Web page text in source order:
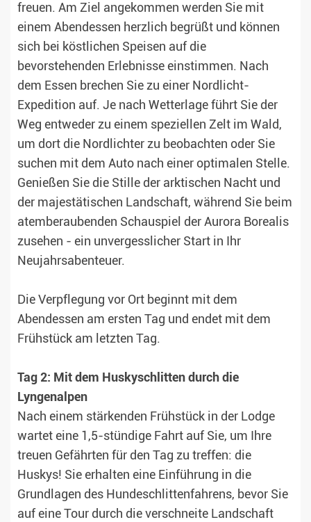
freuen. Am Ziel angekommen werden Sie mit
einem Abendessen herzlich begrüßt und können
sich bei köstlichen Speisen auf die
bevorstehenden Erlebnisse einstimmen. Nach
dem Essen brechen Sie zu einer Nordlicht-
Expedition auf. Je nach Wetterlage führt Sie der
Weg entweder zu einem speziellen Zelt im Wald,
um dort die Nordlichter zu beobachten oder Sie
suchen mit dem Auto nach einer optimalen Stelle.
Genießen Sie die Stille der arktischen Nacht und
der majestätischen Landschaft, während Sie beim
atemberaubenden Schauspiel der Aurora Borealis
zusehen - ein unvergesslicher Start in Ihr
Neujahrsabenteuer.
Die Verpflegung vor Ort beginnt mit dem
Abendessen am ersten Tag und endet mit dem
Frühstück am letzten Tag.
Tag 2: Mit dem Huskyschlitten durch die
Lyngenalpen
Nach einem stärkenden Frühstück in der Lodge
wartet eine 1,5-stündige Fahrt auf Sie, um Ihre
treuen Gefährten für den Tag zu treffen: die
Huskys! Sie erhalten eine Einführung in die
Grundlagen des Hundeschlittenfahrens, bevor Sie
auf eine Tour durch die verschneite Landschaft